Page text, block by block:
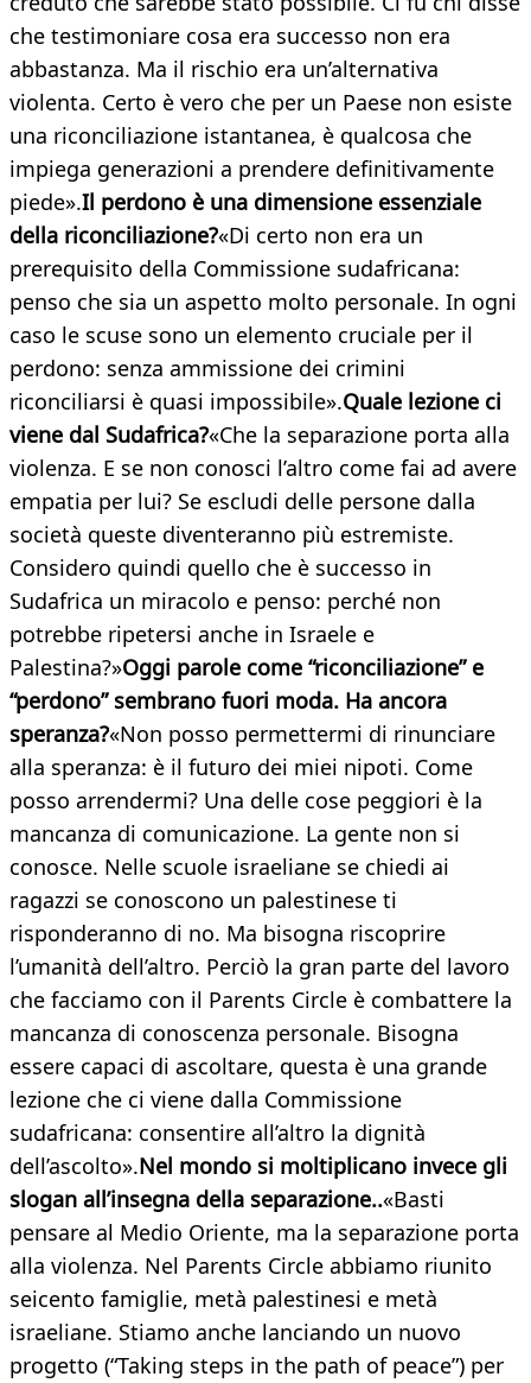
che testimoniare cosa era successo non era
abbastanza. Ma il rischio era un’alternativa
violenta. Certo è vero che per un Paese non esiste
una riconciliazione istantanea, è qualcosa che
impiega generazioni a prendere definitivamente
piede».Il perdono è una dimensione essenziale
della riconciliazione?«Di certo non era un
prerequisito della Commissione sudafricana:
penso che sia un aspetto molto personale. In ogni
caso le scuse sono un elemento cruciale per il
perdono: senza ammissione dei crimini
riconciliarsi è quasi impossibile».Quale lezione ci
viene dal Sudafrica?«Che la separazione porta alla
violenza. E se non conosci l’altro come fai ad avere
empatia per lui? Se escludi delle persone dalla
società queste diventeranno più estremiste.
Considero quindi quello che è successo in
Sudafrica un miracolo e penso: perché non
potrebbe ripetersi anche in Israele e
Palestina?»Oggi parole come “riconciliazione” e
“perdono” sembrano fuori moda. Ha ancora
speranza?«Non posso permettermi di rinunciare
alla speranza: è il futuro dei miei nipoti. Come
posso arrendermi? Una delle cose peggiori è la
mancanza di comunicazione. La gente non si
conosce. Nelle scuole israeliane se chiedi ai
ragazzi se conoscono un palestinese ti
risponderanno di no. Ma bisogna riscoprire
l’umanità dell’altro. Perciò la gran parte del lavoro
che facciamo con il Parents Circle è combattere la
mancanza di conoscenza personale. Bisogna
essere capaci di ascoltare, questa è una grande
lezione che ci viene dalla Commissione
sudafricana: consentire all’altro la dignità
dell’ascolto».Nel mondo si moltiplicano invece gli
slogan all’insegna della separazione..«Basti
pensare al Medio Oriente, ma la separazione porta
alla violenza. Nel Parents Circle abbiamo riunito
seicento famiglie, metà palestinesi e metà
israeliane. Stiamo anche lanciando un nuovo
progetto (“Taking steps in the path of peace”) per